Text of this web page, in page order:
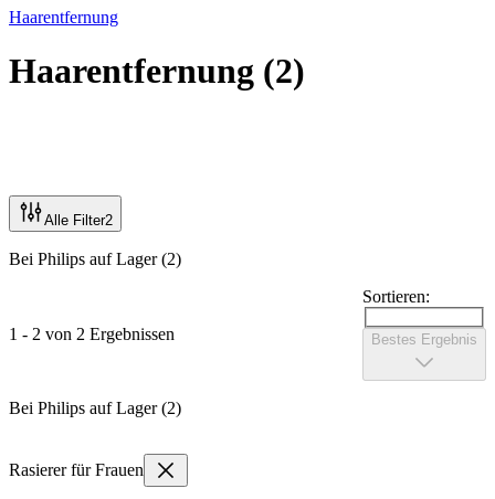
Haarentfernung
Haarentfernung (2)
Alle Filter2
Bei Philips auf Lager (2)
1 - 2 von 2 Ergebnissen
Sortieren:
Bestes Ergebnis
Bei Philips auf Lager (2)
Rasierer für Frauen